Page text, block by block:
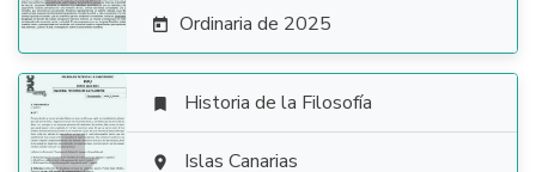
 Ordinaria de 2025
 Historia de la Filosofía
 Islas Canarias